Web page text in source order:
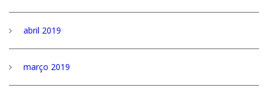
abril 2019
março 2019